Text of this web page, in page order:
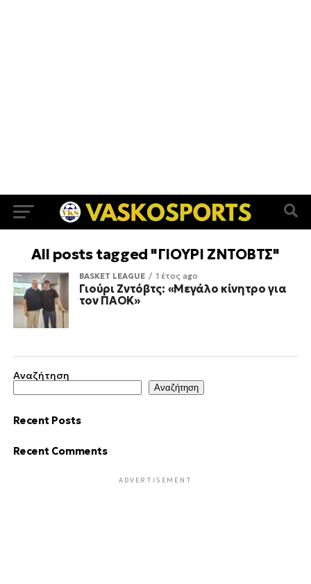
All posts tagged "ΓΙΟΥΡΙ ΖΝΤΟΒΤΣ"
BASKET LEAGUE 1 έτος ago
Γιούρι Ζντόβτς: «Μεγάλο κίνητρο για
τον ΠΑΟΚ»
Αναζήτηση
Αναζήτηση
Recent Posts
Recent Comments
ADVERTISEMENT